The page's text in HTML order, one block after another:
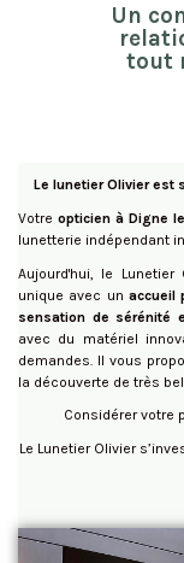
Un
tout
Le lunetier Olivier est
Votre opticien à Digne
lunetterie indépendant
Aujourd'hui, le
unique avec un accueil
sensation de sérénité
avec du matériel
demandes. Il vous
la découverte de très
Considérer votre
Le Lunetier Olivier